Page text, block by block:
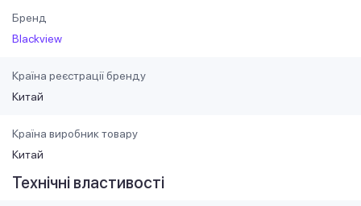
Бренд
Blackview
Країна реєстрації бренду
Китай
Країна виробник товару
Китай
Технічні властивості